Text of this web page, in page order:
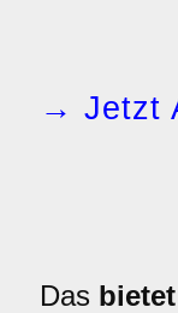
→ Jetzt
Das bietet